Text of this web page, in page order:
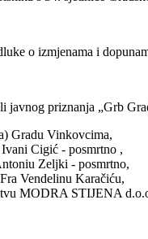
o izmjenama i
javnog priznanja „Grb
Gradu Vinkovcima,
Cigić - posmrtno ,
Zeljki - posmrtno,
Vendelinu Karačiću,
MODRA STIJENA